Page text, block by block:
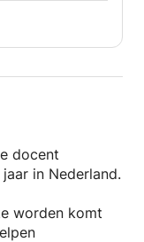
docent
in Nederland.
worden komt